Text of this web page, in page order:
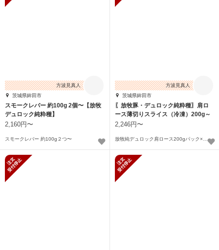
方波見真人
茨城県鉾田市
スモークレバー 約100g 2個〜【放牧
デュロック純粋種】
2,160円〜
スモークレバー 約100g２つ〜
方波見真人
茨城県鉾田市
〖放牧豚・デュロック純粋種〗肩ロ
ース薄切りスライス（冷凍）200g～
2,246円〜
放牧純デュロック肩ロース200gパック×２〜